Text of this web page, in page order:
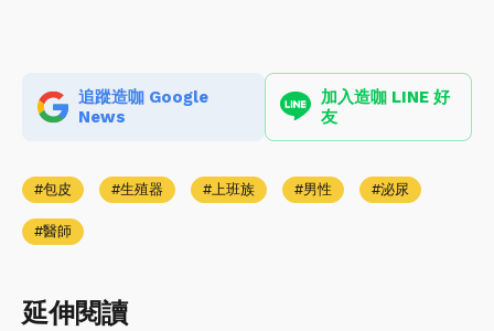
追蹤造咖 Google
News
加入造咖 LINE 好
友
包皮 生殖器 上班族 男性 泌尿
醫師
延伸閱讀